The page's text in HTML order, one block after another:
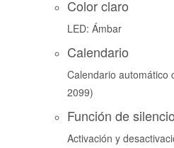
Color claro
LED: Ámbar
Calendario
Calendario automático
2099)
Función de silencio
Activación y